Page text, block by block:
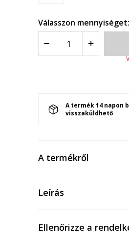
Válasszon mennyiséget:
A termék 14 napon
visszaküldhető
A termékről
Leírás
Ellenőrizze a